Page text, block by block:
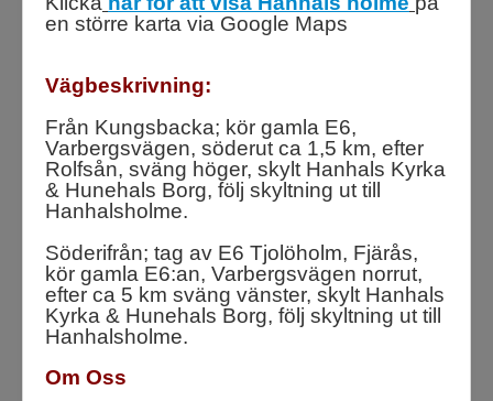
en större karta via Google Maps
Vägbeskrivning:
Från Kungsbacka; kör gamla E6,
Varbergsvägen, söderut ca 1,5 km, efter
Rolfsån, sväng höger, skylt Hanhals Kyrka
& Hunehals Borg, följ skyltning ut till
Hanhalsholme.
Söderifrån; tag av E6 Tjolöholm, Fjärås,
kör gamla E6:an, Varbergsvägen norrut,
efter ca 5 km sväng vänster, skylt Hanhals
Kyrka & Hunehals Borg, följ skyltning ut till
Hanhalsholme.
Om Oss